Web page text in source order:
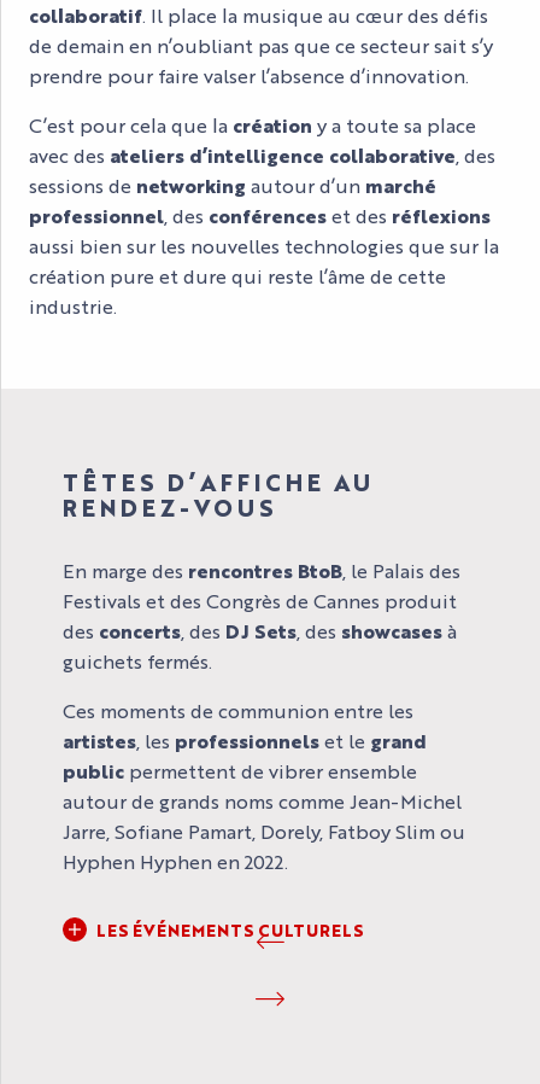
collaboratif. Il place la musique au cœur des défis
de demain en n’oubliant pas que ce secteur sait s’y
prendre pour faire valser l’absence d’innovation.
C’est pour cela que la création y a toute sa place
avec des ateliers d’intelligence collaborative , des
sessions de networking autour d’un marché
professionnel , des conférenceset des réflexions
aussi bien sur les nouvelles technologies que sur la
création pure et dure qui reste l’âme de cette
industrie.
TÊTES D’AFFICHE AU
RENDEZ-VOUS
En marge des rencontres BtoB , le Palais des
Festivals et des Congrès de Cannes produit
des concerts , des DJ Sets , des showcasesà
guichets fermés.
Ces moments de communion entre les
artistes , les professionnelset le grand
public permettent de vibrer ensemble
autour de grands noms comme Jean-Michel
Jarre, Sofiane Pamart, Dorely, Fatboy Slim ou
Hyphen Hyphen en 2022.
LES ÉVÉNEMENTS CULTURELS